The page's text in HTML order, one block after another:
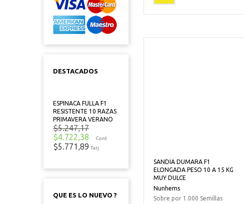
DESTACADOS
ESPINACA FULLA F1
RESISTENTE 10 RAZAS
PRIMAVERA VERANO
$5.247,17
$4.722,38
Cont
$5.771,89 Tarj
QUE ES LO NUEVO ?
SANDIA DUMARA F1
ELONGADA PESO 10 A 15 KG
MUY DULCE
Nunhems
Sobre por 1.000 Semillas